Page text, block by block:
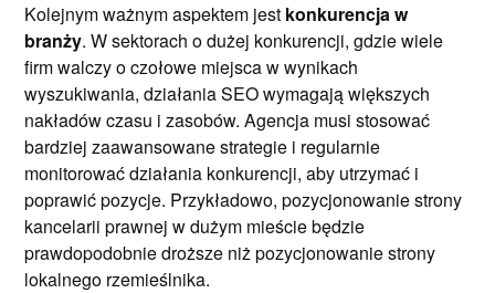
Kolejnym ważnym aspektem jest konkurencja w
branży. W sektorach o dużej konkurencji, gdzie wiele
firm walczy o czołowe miejsca w wynikach
wyszukiwania, działania SEO wymagają większych
nakładów czasu i zasobów. Agencja musi stosować
bardziej zaawansowane strategie i regularnie
monitorować działania konkurencji, aby utrzymać i
poprawić pozycje. Przykładowo, pozycjonowanie strony
kancelarii prawnej w dużym mieście będzie
prawdopodobnie droższe niż pozycjonowanie strony
lokalnego rzemieślnika.